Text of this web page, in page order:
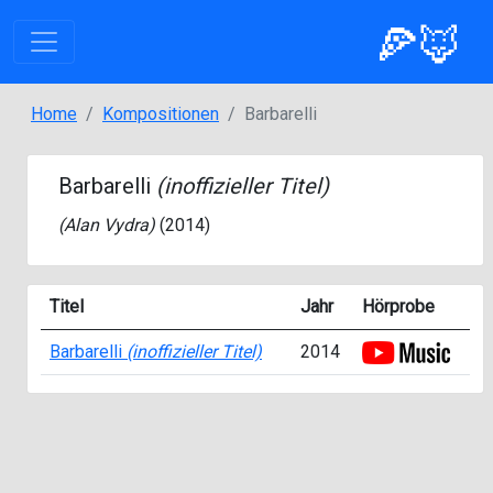
🍕🦊
Home Kompositionen Barbarelli
Barbarelli (inoffizieller Titel)
(Alan Vydra) (2014)
Titel Jahr Hörprobe
Barbarelli (inoffizieller Titel) 2014